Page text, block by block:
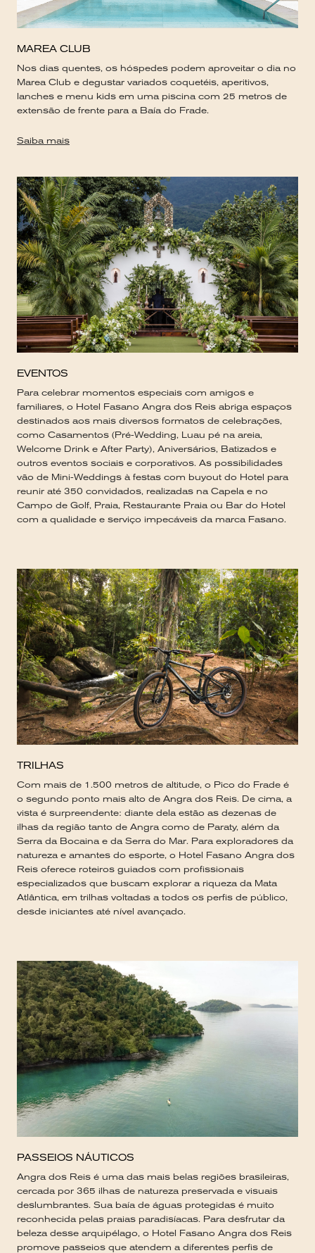
MAREA CLUB
Nos dias quentes, os hóspedes podem aproveitar o dia no
Marea Club e degustar variados coquetéis, aperitivos,
lanches e menu kids em uma piscina com 25 metros de
extensão de frente para a Baía do Frade.
Saiba mais
EVENTOS
Para celebrar momentos especiais com amigos e
familiares, o Hotel Fasano Angra dos Reis abriga espaços
destinados aos mais diversos formatos de celebrações,
como Casamentos (Pré-Wedding, Luau pé na areia,
Welcome Drink e After Party), Aniversários, Batizados e
outros eventos sociais e corporativos. As possibilidades
vão de Mini-Weddings à festas com buyout do Hotel para
reunir até 350 convidados, realizadas na Capela e no
Campo de Golf, Praia, Restaurante Praia ou Bar do Hotel
com a qualidade e serviço impecáveis da marca Fasano.
TRILHAS
Com mais de 1.500 metros de altitude, o Pico do Frade é
o segundo ponto mais alto de Angra dos Reis. De cima, a
vista é surpreendente: diante dela estão as dezenas de
ilhas da região tanto de Angra como de Paraty, além da
Serra da Bocaina e da Serra do Mar. Para exploradores da
natureza e amantes do esporte, o Hotel Fasano Angra dos
Reis oferece roteiros guiados com profissionais
especializados que buscam explorar a riqueza da Mata
Atlântica, em trilhas voltadas a todos os perfis de público,
desde iniciantes até nível avançado.
PASSEIOS NÁUTICOS
Angra dos Reis é uma das mais belas regiões brasileiras,
cercada por 365 ilhas de natureza preservada e visuais
deslumbrantes. Sua baía de águas protegidas é muito
reconhecida pelas praias paradisíacas. Para desfrutar da
beleza desse arquipélago, o Hotel Fasano Angra dos Reis
promove passeios que atendem a diferentes perfis de